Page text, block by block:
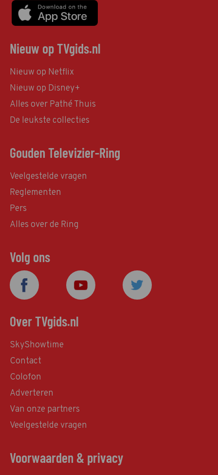
Nieuw op TVgids.nl
Nieuw op Netflix
Nieuw op Disney+
Alles over Pathé Thuis
De leukste collecties
Gouden Televizier-Ring
Veelgestelde vragen
Reglementen
Pers
Alles over de Ring
Volg ons
Over TVgids.nl
SkyShowtime
Contact
Colofon
Adverteren
Van onze partners
Veelgestelde vragen
Voorwaarden & privacy